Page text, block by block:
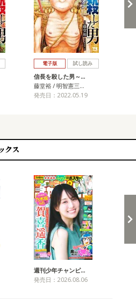
電子版 試し読み
信長を殺した男～…
藤堂裕 / 明智憲三…
発売日：2022.05.19
週刊少年チャンピ…
発売日：2026.08.06